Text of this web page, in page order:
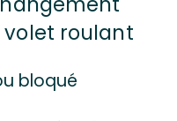
volet roulant
bloqué